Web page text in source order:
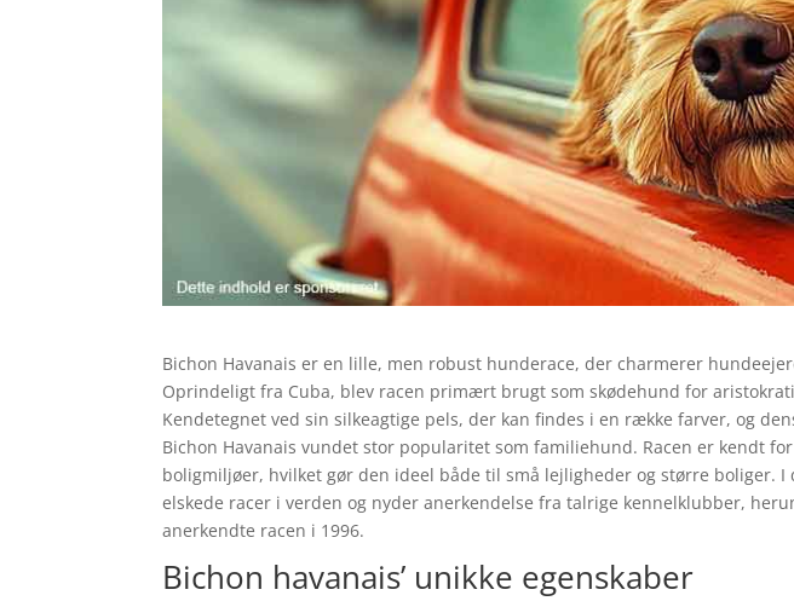
Bichon Havanais er en lille, men robust hunderace, der charmerer
Oprindeligt fra Cuba, blev racen primært brugt som skødehund for
Kendetegnet ved sin silkeagtige pels, der kan findes i en række farver, og
Bichon Havanais vundet stor popularitet som familiehund. Racen er kendt
boligmiljøer, hvilket gør den ideel både til små lejligheder og større boliger. I
elskede racer i verden og nyder anerkendelse fra talrige kennelklubber,
anerkendte racen i 1996.
Bichon havanais’ unikke egenskaber